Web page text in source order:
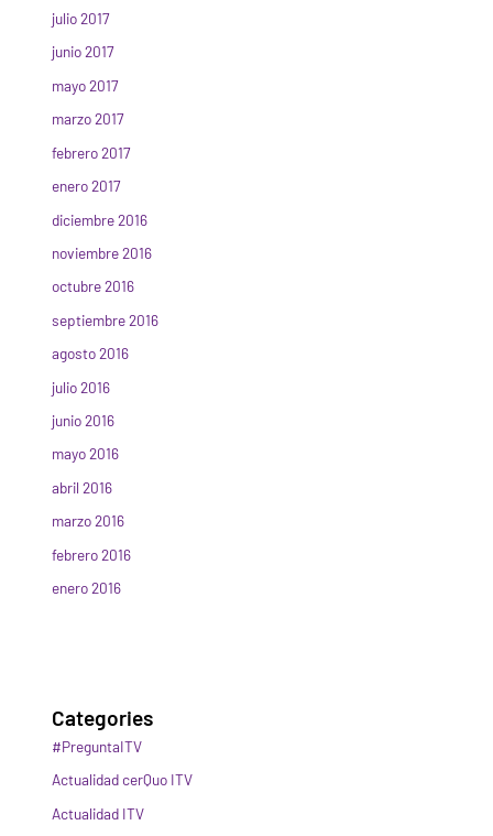
julio 2017
junio 2017
mayo 2017
marzo 2017
febrero 2017
enero 2017
diciembre 2016
noviembre 2016
octubre 2016
septiembre 2016
agosto 2016
julio 2016
junio 2016
mayo 2016
abril 2016
marzo 2016
febrero 2016
enero 2016
Categories
#PreguntaITV
Actualidad cerQuo ITV
Actualidad ITV